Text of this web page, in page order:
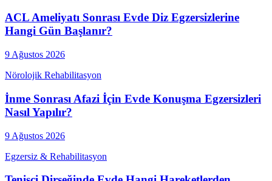
ACL Ameliyatı Sonrası Evde Diz Egzersizlerine
Hangi Gün Başlanır?
9 Ağustos 2026
Nörolojik Rehabilitasyon
İnme Sonrası Afazi İçin Evde Konuşma Egzersizleri
Nasıl Yapılır?
9 Ağustos 2026
Egzersiz & Rehabilitasyon